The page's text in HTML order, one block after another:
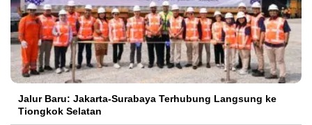
Jalur Baru: Jakarta-Surabaya Terhubung Langsung ke
Tiongkok Selatan